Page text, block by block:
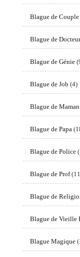
Blague de Couple
Blague de Docteur
Blague de Génie
Blague de Job (4)
Blague de Maman
Blague de Papa
Blague de Police
Blague de Prof
Blague de
Blague de Vieille
Blague Magique